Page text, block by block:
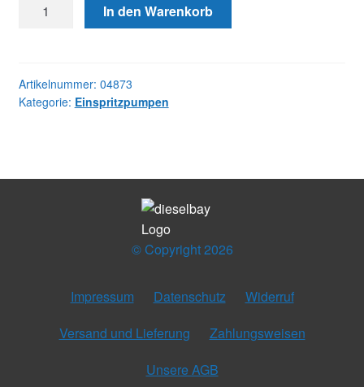
DB2335-
Menge
In den Warenkorb
Artikelnummer: 04873
Kategorie: Einspritzpumpen
© Copyright 2026
Impressum Datenschutz
Widerruf
Versand und Lieferung
Zahlungsweisen
Unsere AGB